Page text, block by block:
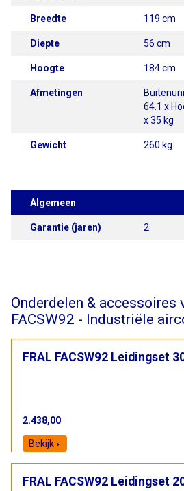
Breedte 119 cm
Diepte 56 cm
Hoogte 184 cm
Afmetingen
64.1 x
x 35 kg
Gewicht 260 kg
Algemeen
Garantie (jaren) 2
Onderdelen & accessoires
FACSW92 - Industriële
FRAL FACSW92 Leidingset
2.438,00
Bekijk
FRAL FACSW92 Leidingset